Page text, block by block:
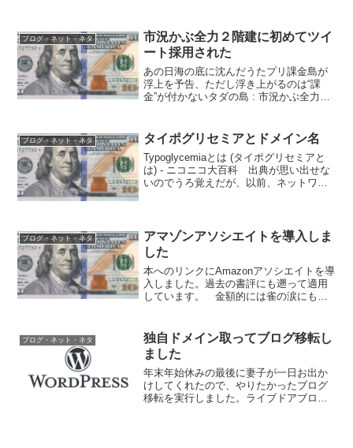
ブログ・ネット・ネタ
市況かぶ全力２階建に初めてツイ
ート採用された
あの日海の底に沈んだうたプリ課金島が
浮上を予告、ただし浮き上がるのは“課
金”が付かないタダの島 : 市況かぶ全力２
だったことがあるのだが、そのときのわ
くわく感をちょっと...
ブログ・ネット・ネタ タイポグリセミアとドメイン名
Typoglycemiaとは (タイポグリセミアと
は) - ニコニコ大百科 出典が思い出せな
いのでうろ覚えだが、以前、ネットワー
あれ...
ブログ・ネット・ネタ
アマゾンアソシエイトを導入しま
した
本へのリンクにAmazonアソシエイトを導
入しました。過去の書評にも遡って適用
しています。 金額的には雀の涙にも満
役に立つとまでは言えなくとも、励みに
はなると思います。...
ブログ・ネット・ネタ
独自ドメイン取ってブログ移転し
ました
年末年始休みの最後に妻子が一日お出か
けしてくれたので、やりたかったブログ
移転を実行しました。ライブドアブログ